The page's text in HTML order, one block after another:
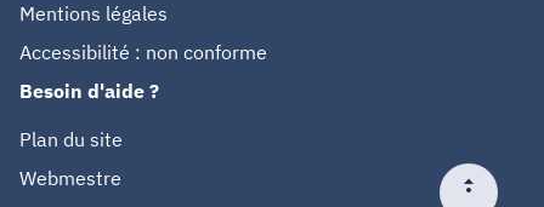
Mentions légales
Accessibilité : non conforme
Besoin d'aide ?
Plan du site
Webmestre